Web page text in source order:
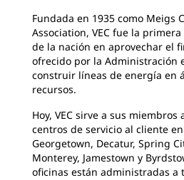
Fundada en 1935 como Meigs
Association, VEC fue la
de la nación en aprovechar el
ofrecido por la Administración
construir líneas de energía en
recursos.
Hoy, VEC sirve a sus miembros
centros de servicio al cliente
Georgetown, Decatur, Spring
Monterey, Jamestown y
oficinas están administradas a